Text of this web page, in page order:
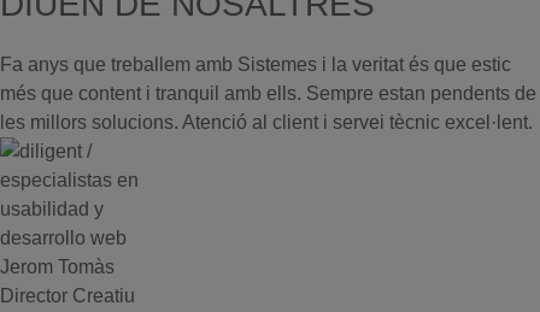
Fa anys que treballem amb Sistemes i la veritat és que estic
més que content i tranquil amb ells. Sempre estan pendents de
les millors solucions. Atenció al client i servei tècnic excel·lent.
Jerom Tomàs
Director Creatiu